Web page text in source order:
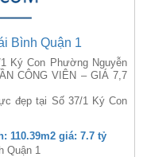
Bình Quận 1
Ký Con Phường Nguyễn
CÔNG VIÊN – GIÁ 7,7
đẹp tại Số 37/1 Ký Con
110.39m2 giá: 7.7 tỷ
Quận 1